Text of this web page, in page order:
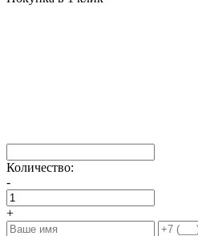
Количество:
-
+